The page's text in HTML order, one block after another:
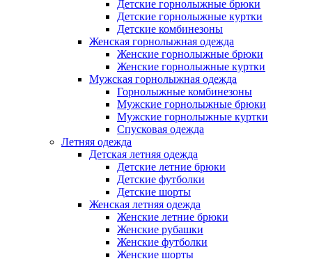
Детские горнолыжные брюки
Детские горнолыжные куртки
Детские комбинезоны
Женская горнолыжная одежда
Женские горнолыжные брюки
Женские горнолыжные куртки
Мужская горнолыжная одежда
Горнолыжные комбинезоны
Мужские горнолыжные брюки
Мужские горнолыжные куртки
Спусковая одежда
Летняя одежда
Детская летняя одежда
Детские летние брюки
Детские футболки
Детские шорты
Женская летняя одежда
Женские летние брюки
Женские рубашки
Женские футболки
Женские шорты